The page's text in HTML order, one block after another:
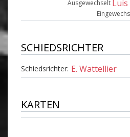
Ausgewechselt
SCHIEDSRICHTER
Schiedsrichter: E. Wattellier
KARTEN